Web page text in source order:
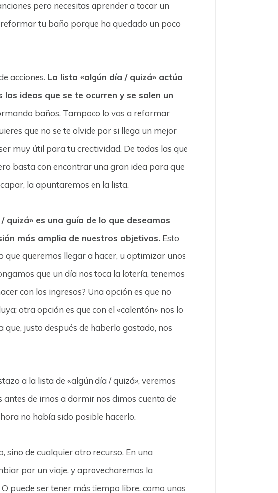
pero necesitas aprender a tocar un
tu baño porque ha quedado un poco
acciones. La lista «algún día / quizá» actúa
ideas que se te ocurren y se salen un
baños. Tampoco lo vas a reformar
que no se te olvide por si llega un mejor
muy útil para tu creatividad. De todas las que
basta con encontrar una gran idea para que
la apuntaremos en la lista.
quizá» es una guía de lo que deseamos
más amplia de nuestros objetivos. Esto
que queremos llegar a hacer, u optimizar unos
que un día nos toca la lotería, tenemos
con los ingresos? Una opción es que no
otra opción es que con el «calentón» nos lo
justo después de haberlo gastado, nos
a la lista de «algún día / quizá», veremos
de irnos a dormir nos dimos cuenta de
no había sido posible hacerlo.
sino de cualquier otro recurso. En una
por un viaje, y aprovecharemos la
puede ser tener más tiempo libre, como unas